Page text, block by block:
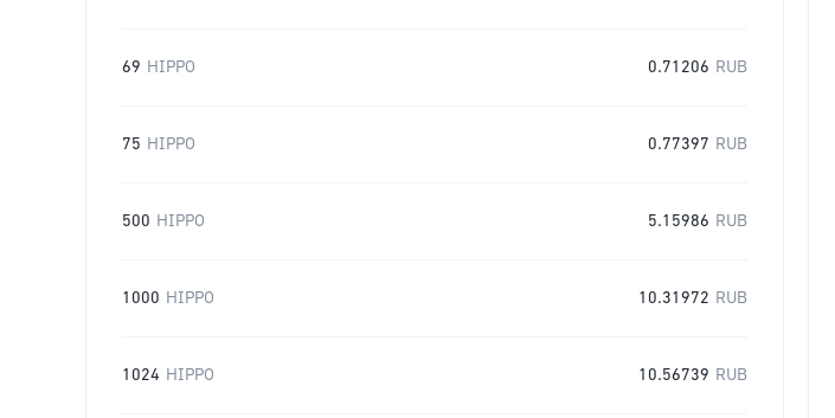
69 HIPPO 0.71206 RUB
75 HIPPO 0.77397 RUB
500 HIPPO 5.15986 RUB
1000 HIPPO 10.31972 RUB
1024 HIPPO 10.56739 RUB